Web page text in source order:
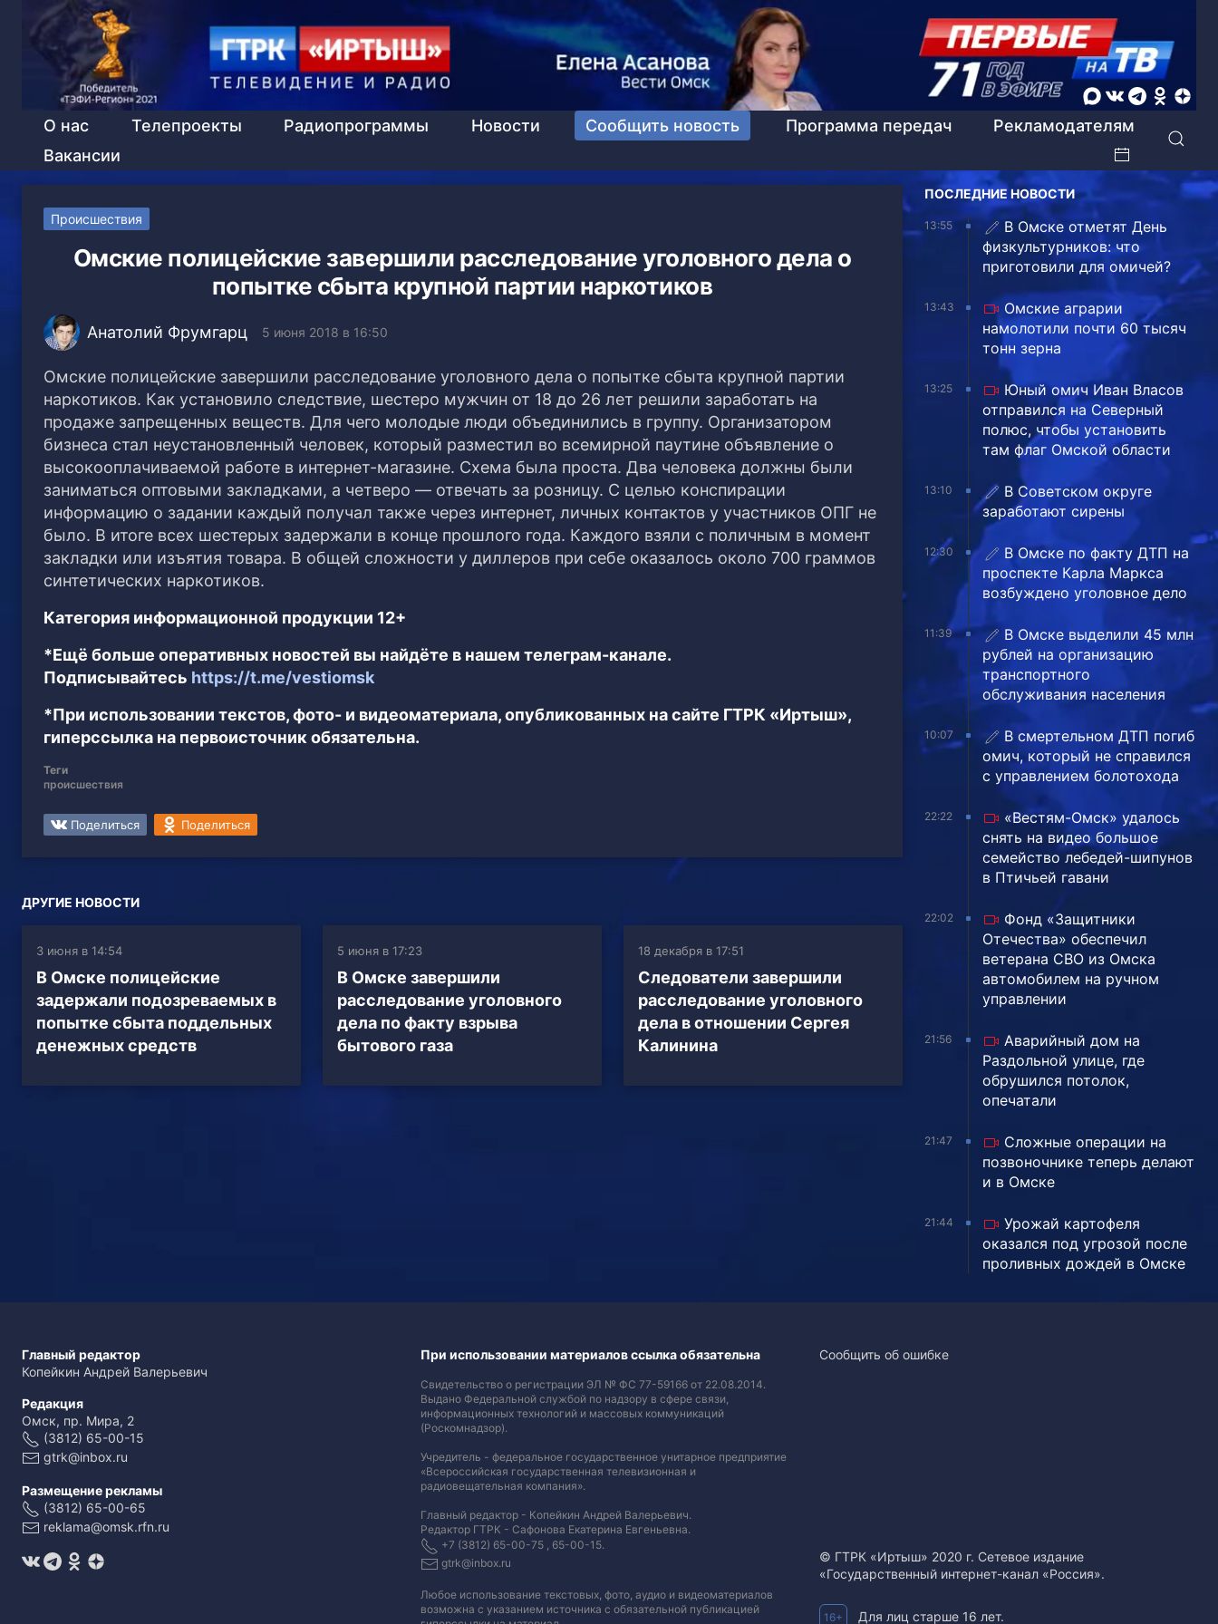
О нас Телепроекты Радиопрограммы Новости Сообщить новость Программа передач
Рекламодателям
Вакансии
Происшествия
Омские полицейские завершили расследование уголовного дела о
попытке сбыта крупной партии наркотиков
Анатолий Фрумгарц 5 июня 2018 в 16:50
Омские полицейские завершили расследование уголовного дела о попытке сбыта крупной партии
наркотиков. Как установило следствие, шестеро мужчин от 18 до 26 лет решили заработать на
продаже запрещенных веществ. Для чего молодые люди объединились в группу. Организатором
бизнеса стал неустановленный человек, который разместил во всемирной паутине объявление о
высокооплачиваемой работе в интернет-магазине. Схема была проста. Два человека должны были
заниматься оптовыми закладками, а четверо — отвечать за розницу. С целью конспирации
информацию о задании каждый получал также через интернет, личных контактов у участников ОПГ не
было. В итоге всех шестерых задержали в конце прошлого года. Каждого взяли с поличным в момент
закладки или изъятия товара. В общей сложности у диллеров при себе оказалось около 700 граммов
синтетических наркотиков.
Категория информационной продукции 12+
*Ещё больше оперативных новостей вы найдёте в нашем телеграм-канале.
Подписывайтесь https://t.me/vestiomsk
*При использовании текстов, фото- и видеоматериала, опубликованных на сайте ГТРК «Иртыш»,
гиперссылка на первоисточник обязательна.
Теги
происшествия
Поделиться Поделиться
ДРУГИЕ НОВОСТИ
3 июня в 14:54
В Омске полицейские
задержали подозреваемых в
попытке сбыта поддельных
денежных средств
5 июня в 17:23
В Омске завершили
расследование уголовного
дела по факту взрыва
бытового газа
18 декабря в 17:51
Следователи завершили
расследование уголовного
дела в отношении Сергея
Калинина
ПОСЛЕДНИЕ НОВОСТИ
13:55
В Омске отметят День
физкультурников: что
приготовили для омичей?
13:43
Омские аграрии
намолотили почти 60 тысяч
тонн зерна
13:25
Юный омич Иван Власов
отправился на Северный
полюс, чтобы установить
там флаг Омской области
13:10
В Советском округе
заработают сирены
12:30
В Омске по факту ДТП на
проспекте Карла Маркса
возбуждено уголовное дело
11:39
В Омске выделили 45 млн
рублей на организацию
транспортного
обслуживания населения
10:07
В смертельном ДТП погиб
омич, который не справился
с управлением болотохода
22:22
«Вестям-Омск» удалось
снять на видео большое
семейство лебедей-шипунов
в Птичьей гавани
22:02
Фонд «Защитники
Отечества» обеспечил
ветерана СВО из Омска
автомобилем на ручном
управлении
21:56
Аварийный дом на
Раздольной улице, где
обрушился потолок,
опечатали
21:47
Сложные операции на
позвоночнике теперь делают
и в Омске
21:44
Урожай картофеля
оказался под угрозой после
проливных дождей в Омске
Главный редактор
Копейкин Андрей Валерьевич
Редакция
Омск, пр. Мира, 2
(3812) 65-00-15
gtrk@inbox.ru
Размещение рекламы
(3812) 65-00-65
reklama@omsk.rfn.ru
При использовании материалов ссылка обязательна
Свидетельство о регистрации ЭЛ № ФС 77-59166 от 22.08.2014.
Выдано Федеральной службой по надзору в сфере связи,
информационных технологий и массовых коммуникаций
(Роскомнадзор).
Учредитель - федеральное государственное унитарное предприятие
«Всероссийская государственная телевизионная и
радиовещательная компания».
Главный редактор - Копейкин Андрей Валерьевич.
Редактор ГТРК - Сафонова Екатерина Евгеньевна.
+7 (3812) 65-00-75 , 65-00-15.
gtrk@inbox.ru
Любое использование текстовых, фото, аудио и видеоматериалов
возможна с указанием источника с обязательной публикацией
Сообщить об ошибке
© ГТРК «Иртыш» 2020 г. Сетевое издание
«Государственный интернет-канал «Россия».
16+ Для лиц старше 16 лет.